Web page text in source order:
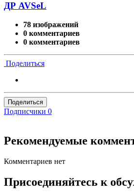
ДР AVSeL
78 изображений
0 комментариев
0 комментариев
Поделиться
Поделиться
Подписчики 0
Рекомендуемые
Комментариев нет
Присоединяйтесь к